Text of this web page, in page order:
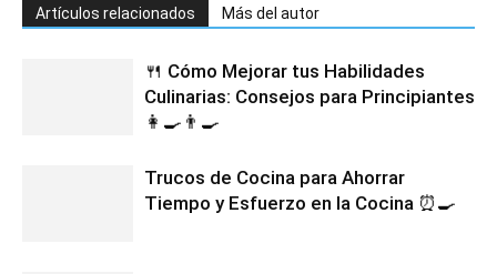
Artículos relacionados Más del autor
🍴 Cómo Mejorar tus Habilidades
Culinarias: Consejos para Principiantes
👩‍🍳👨‍🍳
Trucos de Cocina para Ahorrar
Tiempo y Esfuerzo en la Cocina ⏰🍳